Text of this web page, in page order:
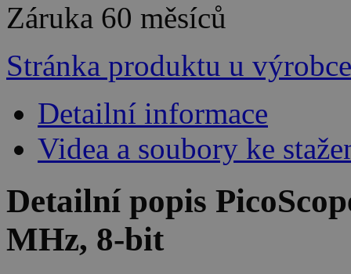
Záruka 60 měsíců
Stránka produktu u výrobce
Detailní informace
Videa a soubory ke
Detailní popis
MHz, 8-bit